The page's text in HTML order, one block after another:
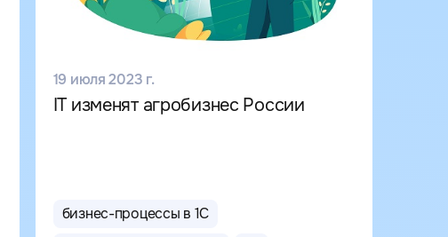
19 июля 2023 г.
IT изменят агробизнес России
бизнес-процессы в 1С